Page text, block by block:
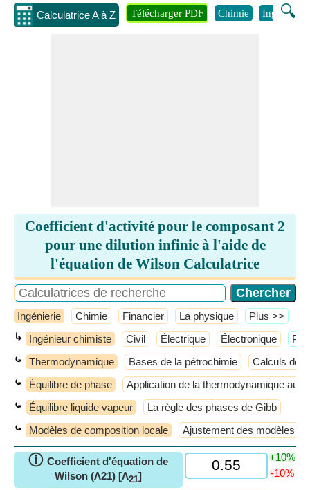
Calculatrice A à Z 🔍
Télécharger PDF Chimie Ingénierie
Coefficient d'activité pour le composant 2
pour une dilution infinie à l'aide de
l'équation de Wilson Calculatrice
Ingénierie Chimie Financier La physique ​Plus >>
↳ Ingénieur chimiste Civil Électrique Électronique
⤿ Thermodynamique Bases de la pétrochimie Calculs de
⤿ Équilibre de phase Application de la thermodynamique aux
⤿ Équilibre liquide vapeur La règle des phases de Gibb
⤿ Modèles de composition locale Ajustement des modèles
ⓘ Coefficient d'équation de
Wilson (Λ21) [Λ21]
+10%
-10%